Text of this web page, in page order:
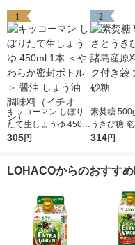
1
キッコーマン しぼり
たて生しょうゆ 450m
l 1本 ＜やわらか密封
シ）
305円
2
素焚糖
うきび糖
原料 チャッ
314円
LOHACOからのおすす